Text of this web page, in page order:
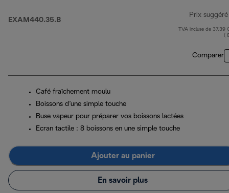
EXAM440.35.B
Prix suggéré
TVA incluse de 37.39
(
Comparer
Café fraîchement moulu
Boissons d’une simple touche
Buse vapeur pour préparer vos boissons lactées
Ecran tactile : 8 boissons en une simple touche
Ajouter au panier
En savoir plus